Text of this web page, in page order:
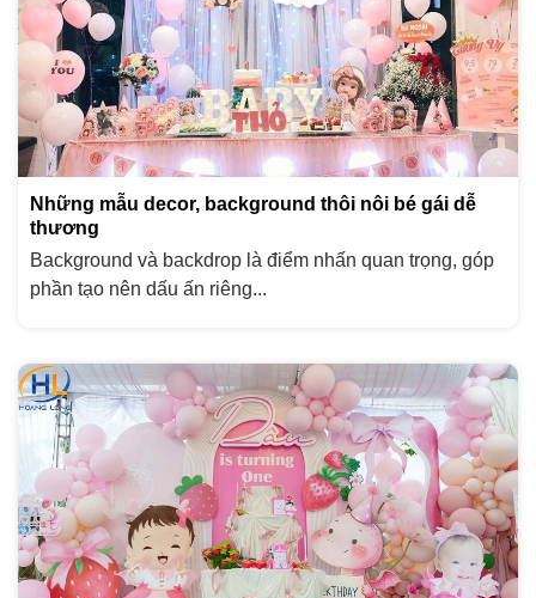
Những mẫu decor, background thôi nôi bé gái dễ
thương
Background và backdrop là điểm nhấn quan trọng, góp
phần tạo nên dấu ấn riêng...